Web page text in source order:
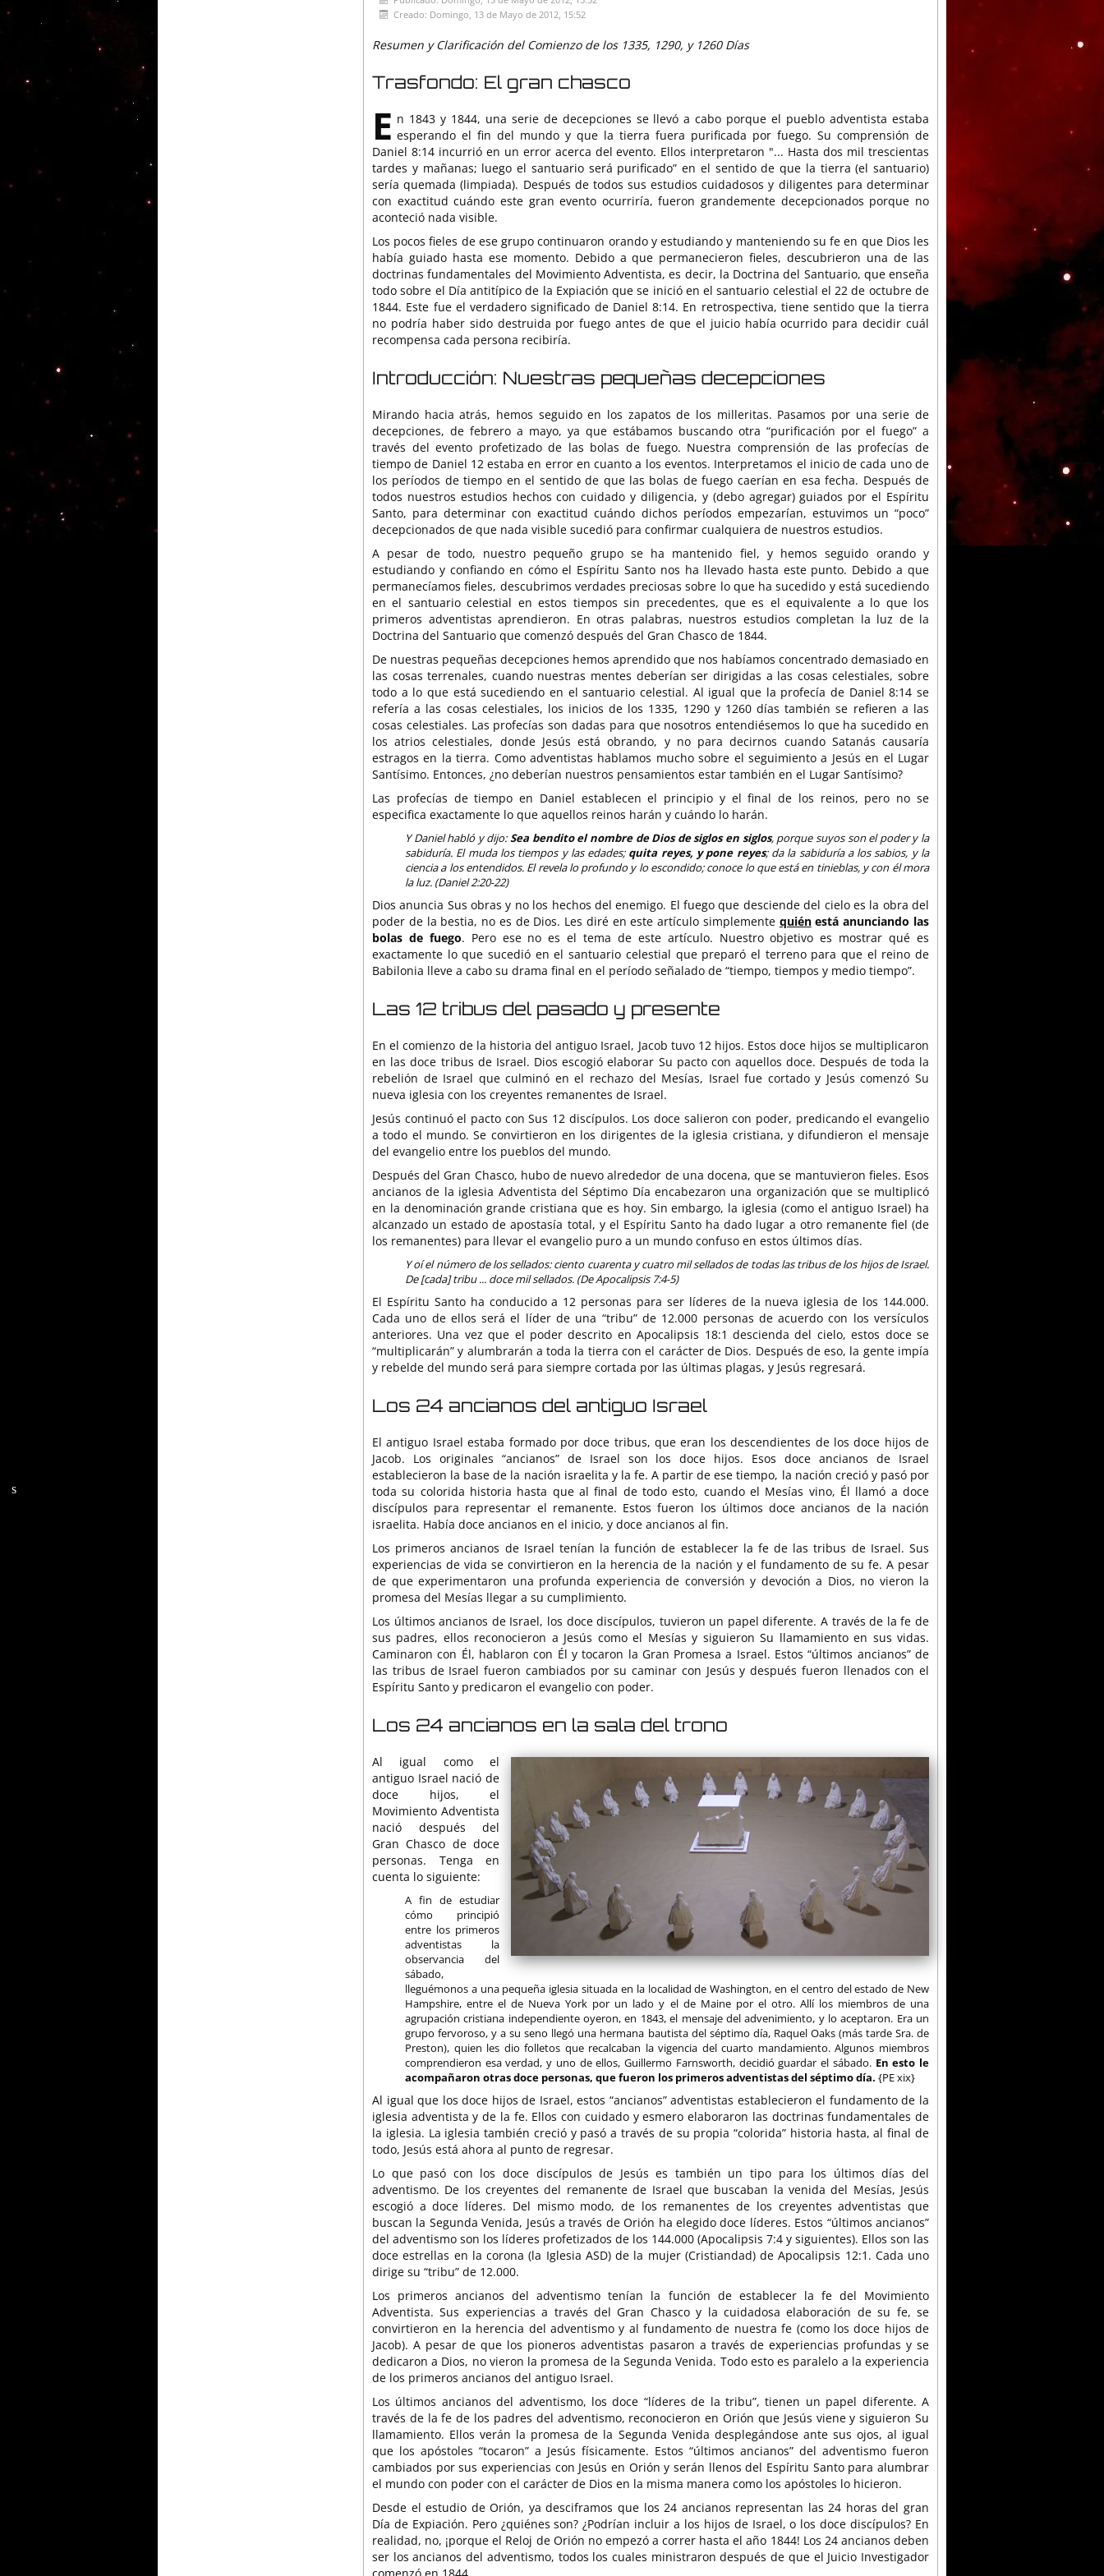
Creado: Domingo, 13 de Mayo de 2012, 15:52
Resumen y Clarificación del Comienzo de los 1335, 1290, y 1260 Días
Trasfondo: El gran chasco
E n 1843 y 1844, una serie de decepciones se llevó a cabo porque el pueblo adventista estaba
esperando el fin del mundo y que la tierra fuera purificada por fuego. Su comprensión de
Daniel 8:14 incurrió en un error acerca del evento. Ellos interpretaron "... Hasta dos mil trescientas
tardes y mañanas; luego el santuario será purificado” en el sentido de que la tierra (el santuario)
sería quemada (limpiada). Después de todos sus estudios cuidadosos y diligentes para determinar
con exactitud cuándo este gran evento ocurriría, fueron grandemente decepcionados porque no
aconteció nada visible.
Los pocos fieles de ese grupo continuaron orando y estudiando y manteniendo su fe en que Dios les
había guiado hasta ese momento. Debido a que permanecieron fieles, descubrieron una de las
doctrinas fundamentales del Movimiento Adventista, es decir, la Doctrina del Santuario, que enseña
todo sobre el Día antitípico de la Expiación que se inició en el santuario celestial el 22 de octubre de
1844. Este fue el verdadero significado de Daniel 8:14. En retrospectiva, tiene sentido que la tierra
no podría haber sido destruida por fuego antes de que el juicio había ocurrido para decidir cuál
recompensa cada persona recibiría.
Introducción: Nuestras pequeñas decepciones
Mirando hacia atrás, hemos seguido en los zapatos de los milleritas. Pasamos por una serie de
decepciones, de febrero a mayo, ya que estábamos buscando otra “purificación por el fuego” a
través del evento profetizado de las bolas de fuego. Nuestra comprensión de las profecías de
tiempo de Daniel 12 estaba en error en cuanto a los eventos. Interpretamos el inicio de cada uno de
los períodos de tiempo en el sentido de que las bolas de fuego caerían en esa fecha. Después de
todos nuestros estudios hechos con cuidado y diligencia, y (debo agregar) guiados por el Espíritu
Santo, para determinar con exactitud cuándo dichos períodos empezarían, estuvimos un “poco”
decepcionados de que nada visible sucedió para confirmar cualquiera de nuestros estudios.
A pesar de todo, nuestro pequeño grupo se ha mantenido fiel, y hemos seguido orando y
estudiando y confiando en cómo el Espíritu Santo nos ha llevado hasta este punto. Debido a que
permanecíamos fieles, descubrimos verdades preciosas sobre lo que ha sucedido y está sucediendo
en el santuario celestial en estos tiempos sin precedentes, que es el equivalente a lo que los
primeros adventistas aprendieron. En otras palabras, nuestros estudios completan la luz de la
Doctrina del Santuario que comenzó después del Gran Chasco de 1844.
De nuestras pequeñas decepciones hemos aprendido que nos habíamos concentrado demasiado en
las cosas terrenales, cuando nuestras mentes deberían ser dirigidas a las cosas celestiales, sobre
todo a lo que está sucediendo en el santuario celestial. Al igual que la profecía de Daniel 8:14 se
refería a las cosas celestiales, los inicios de los 1335, 1290 y 1260 días también se refieren a las
cosas celestiales. Las profecías son dadas para que nosotros entendiésemos lo que ha sucedido en
los atrios celestiales, donde Jesús está obrando, y no para decirnos cuando Satanás causaría
estragos en la tierra. Como adventistas hablamos mucho sobre el seguimiento a Jesús en el Lugar
Santísimo. Entonces, ¿no deberían nuestros pensamientos estar también en el Lugar Santísimo?
Las profecías de tiempo en Daniel establecen el principio y el final de los reinos, pero no se
especifica exactamente lo que aquellos reinos harán y cuándo lo harán.
Y Daniel habló y dijo:Sea bendito el nombre de Dios de siglos en siglos, porque suyos son el poder y la
sabiduría. El muda los tiempos y las edades; quita reyes, y pone reyes; da la sabiduría a los sabios, y la
ciencia a los entendidos. El revela lo profundo y lo escondido; conoce lo que está en tinieblas, y con él mora
la luz. (Daniel 2:20-22)
Dios anuncia Sus obras y no los hechos del enemigo. El fuego que desciende del cielo es la obra del
poder de la bestia, no es de Dios. Les diré en este artículo simplemente quiénestá anunciando las
bolas de fuego. Pero ese no es el tema de este artículo. Nuestro objetivo es mostrar qué es
exactamente lo que sucedió en el santuario celestial que preparó el terreno para que el reino de
Babilonia lleve a cabo su drama final en el período señalado de “tiempo, tiempos y medio tiempo”.
Las 12 tribus del pasado y presente
En el comienzo de la historia del antiguo Israel, Jacob tuvo 12 hijos. Estos doce hijos se multiplicaron
en las doce tribus de Israel. Dios escogió elaborar Su pacto con aquellos doce. Después de toda la
rebelión de Israel que culminó en el rechazo del Mesías, Israel fue cortado y Jesús comenzó Su
nueva iglesia con los creyentes remanentes de Israel.
Jesús continuó el pacto con Sus 12 discípulos. Los doce salieron con poder, predicando el evangelio
a todo el mundo. Se convirtieron en los dirigentes de la iglesia cristiana, y difundieron el mensaje
del evangelio entre los pueblos del mundo.
Después del Gran Chasco, hubo de nuevo alrededor de una docena, que se mantuvieron fieles. Esos
ancianos de la iglesia Adventista del Séptimo Día encabezaron una organización que se multiplicó
en la denominación grande cristiana que es hoy. Sin embargo, la iglesia (como el antiguo Israel) ha
alcanzado un estado de apostasía total, y el Espíritu Santo ha dado lugar a otro remanente fiel (de
los remanentes) para llevar el evangelio puro a un mundo confuso en estos últimos días.
Y oí el número de los sellados: ciento cuarenta y cuatro mil sellados de todas las tribus de los hijos de Israel.
De [cada] tribu ... doce mil sellados. (De Apocalipsis 7:4-5)
El Espíritu Santo ha conducido a 12 personas para ser líderes de la nueva iglesia de los 144.000.
Cada uno de ellos será el líder de una “tribu” de 12.000 personas de acuerdo con los versículos
anteriores. Una vez que el poder descrito en Apocalipsis 18:1 descienda del cielo, estos doce se
“multiplicarán” y alumbrarán a toda la tierra con el carácter de Dios. Después de eso, la gente impía
y rebelde del mundo será para siempre cortada por las últimas plagas, y Jesús regresará.
Los 24 ancianos del antiguo Israel
El antiguo Israel estaba formado por doce tribus, que eran los descendientes de los doce hijos de
Jacob. Los originales “ancianos” de Israel son los doce hijos. Esos doce ancianos de Israel
establecieron la base de la nación israelita y la fe. A partir de ese tiempo, la nación creció y pasó por
toda su colorida historia hasta que al final de todo esto, cuando el Mesías vino, Él llamó a doce
discípulos para representar el remanente. Estos fueron los últimos doce ancianos de la nación
israelita. Había doce ancianos en el inicio, y doce ancianos al fin.
Los primeros ancianos de Israel tenían la función de establecer la fe de las tribus de Israel. Sus
experiencias de vida se convirtieron en la herencia de la nación y el fundamento de su fe. A pesar
de que experimentaron una profunda experiencia de conversión y devoción a Dios, no vieron la
promesa del Mesías llegar a su cumplimiento.
Los últimos ancianos de Israel, los doce discípulos, tuvieron un papel diferente. A través de la fe de
sus padres, ellos reconocieron a Jesús como el Mesías y siguieron Su llamamiento en sus vidas.
Caminaron con Él, hablaron con Él y tocaron la Gran Promesa a Israel. Estos “últimos ancianos” de
las tribus de Israel fueron cambiados por su caminar con Jesús y después fueron llenados con el
Espíritu Santo y predicaron el evangelio con poder.
Los 24 ancianos en la sala del trono
Al igual como el
antiguo Israel nació de
doce hijos, el
Movimiento Adventista
nació después del
Gran Chasco de doce
personas. Tenga en
cuenta lo siguiente:
A fin de estudiar
cómo principió
entre los primeros
adventistas la
observancia del
sábado,
lleguémonos a una pequeña iglesia situada en la localidad de Washington, en el centro del estado de New
Hampshire, entre el de Nueva York por un lado y el de Maine por el otro. Allí los miembros de una
agrupación cristiana independiente oyeron, en 1843, el mensaje del advenimiento, y lo aceptaron. Era un
grupo fervoroso, y a su seno llegó una hermana bautista del séptimo día, Raquel Oaks (más tarde Sra. de
Preston), quien les dio folletos que recalcaban la vigencia del cuarto mandamiento. Algunos miembros
comprendieron esa verdad, y uno de ellos, Guillermo Farnsworth, decidió guardar el sábado. En esto le
acompañaron otras doce personas, que fueron los primeros adventistas del séptimo día. {PE xix}
Al igual que los doce hijos de Israel, estos “ancianos” adventistas establecieron el fundamento de la
iglesia adventista y de la fe. Ellos con cuidado y esmero elaboraron las doctrinas fundamentales de
la iglesia. La iglesia también creció y pasó a través de su propia “colorida” historia hasta, al final de
todo, Jesús está ahora al punto de regresar.
Lo que pasó con los doce discípulos de Jesús es también un tipo para los últimos días del
adventismo. De los creyentes del remanente de Israel que buscaban la venida del Mesías, Jesús
escogió a doce líderes. Del mismo modo, de los remanentes de los creyentes adventistas que
buscan la Segunda Venida, Jesús a través de Orión ha elegido doce líderes. Estos “últimos ancianos”
del adventismo son los líderes profetizados de los 144.000 (Apocalipsis 7:4 y siguientes). Ellos son las
doce estrellas en la corona (la Iglesia ASD) de la mujer (Cristiandad) de Apocalipsis 12:1. Cada uno
dirige su “tribu” de 12.000.
Los primeros ancianos del adventismo tenían la función de establecer la fe del Movimiento
Adventista. Sus experiencias a través del Gran Chasco y la cuidadosa elaboración de su fe, se
convirtieron en la herencia del adventismo y al fundamento de nuestra fe (como los doce hijos de
Jacob). A pesar de que los pioneros adventistas pasaron a través de experiencias profundas y se
dedicaron a Dios, no vieron la promesa de la Segunda Venida. Todo esto es paralelo a la experiencia
de los primeros ancianos del antiguo Israel.
Los últimos ancianos del adventismo, los doce “líderes de la tribu”, tienen un papel diferente. A
través de la fe de los padres del adventismo, reconocieron en Orión que Jesús viene y siguieron Su
llamamiento. Ellos verán la promesa de la Segunda Venida desplegándose ante sus ojos, al igual
que los apóstoles “tocaron” a Jesús físicamente. Estos “últimos ancianos” del adventismo fueron
cambiados por sus experiencias con Jesús en Orión y serán llenos del Espíritu Santo para alumbrar
el mundo con poder con el carácter de Dios en la misma manera como los apóstoles lo hicieron.
Desde el estudio de Orión, ya desciframos que los 24 ancianos representan las 24 horas del gran
Día de Expiación. Pero ¿quiénes son? ¿Podrían incluir a los hijos de Israel, o los doce discípulos? En
realidad, no, ¡porque el Reloj de Orión no empezó a correr hasta el año 1844! Los 24 ancianos deben
ser los ancianos del adventismo, todos los cuales ministraron después de que el Juicio Investigador
comenzó en 1844.